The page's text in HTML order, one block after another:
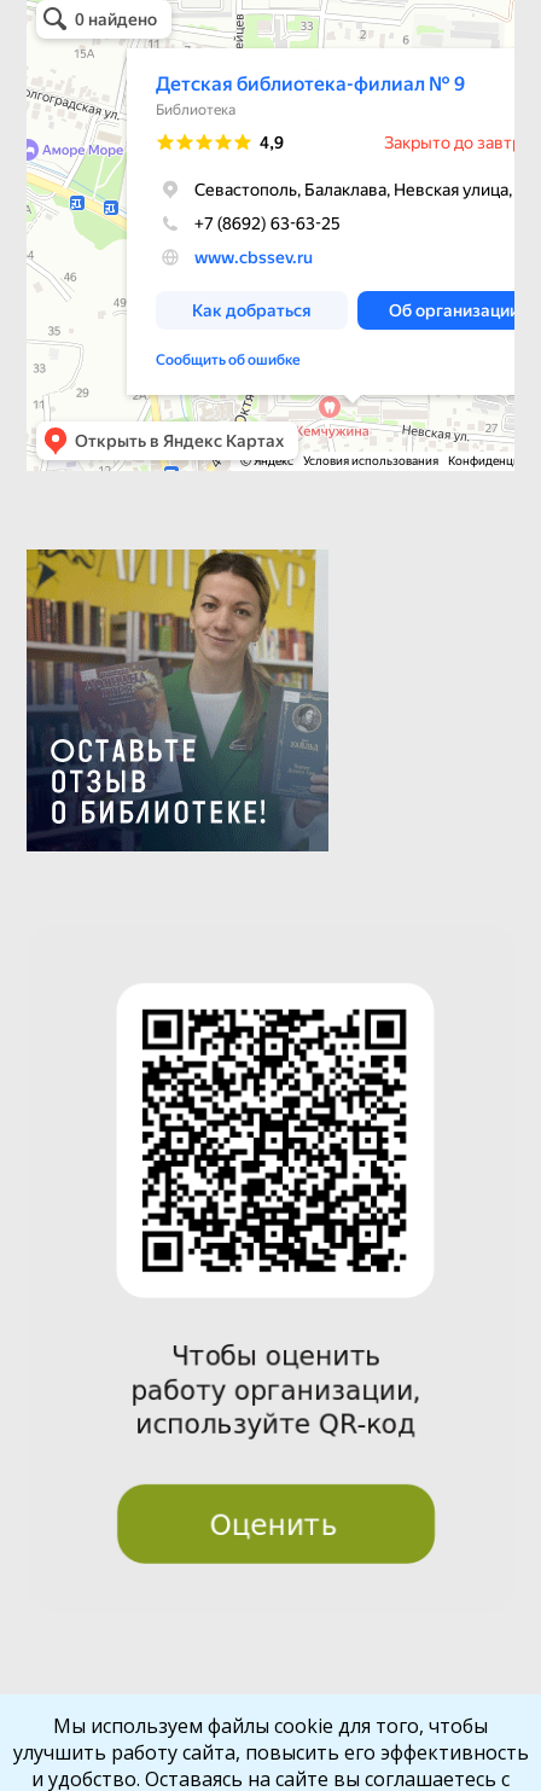
Библиотека в Севастополе
vio
t
Мы используем файлы cookie для того, чтобы
улучшить работу сайта, повысить его эффективность
и удобство. Оставаясь на сайте вы соглашаетесь с